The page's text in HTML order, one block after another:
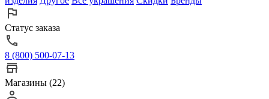
Статус заказа
8 (800) 500-07-13
Магазины (22)